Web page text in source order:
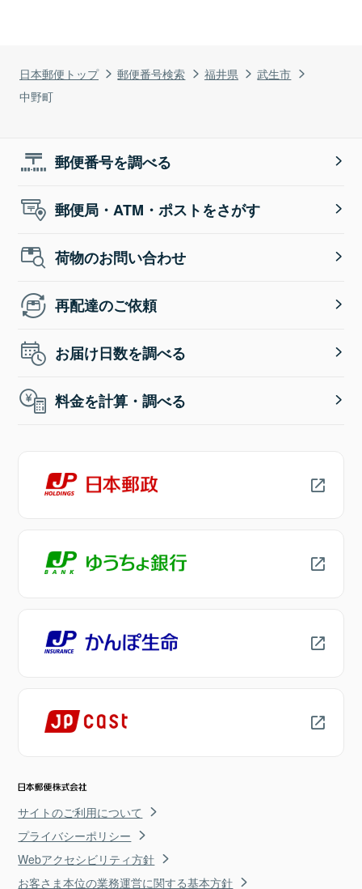
日本郵便トップ 郵便番号検索 福井県
武生市
中野町
郵便番号を調べる
郵便局・ATM・ポストをさがす
荷物のお問い合わせ
再配達のご依頼
お届け日数を調べる
料金を計算・調べる
サイトのご利用について
プライバシーポリシー
Webアクセシビリティ方針
お客さま本位の業務運営に関する基本方針